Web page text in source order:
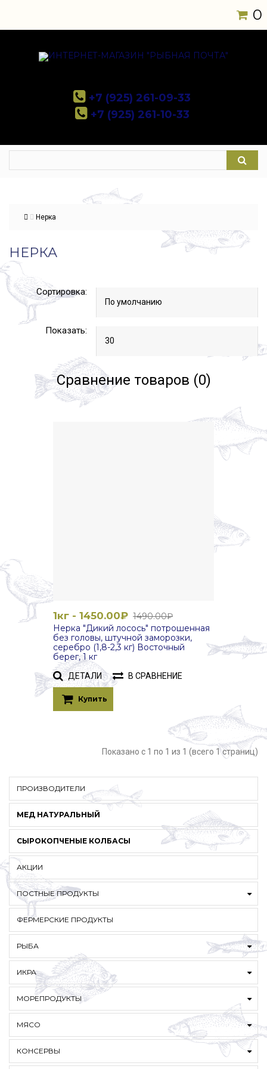
0
+7 (925) 261-09-33
+7 (925) 261-10-33
Нерка
НЕРКА
Сортировка:
Показать:
Сравнение товаров (0)
1кг - 1450.00₽ 1490.00₽
Нерка "Дикий лосось" потрошенная
без головы, штучной заморозки,
серебро (1,8-2,3 кг) Восточный
берег, 1 кг
ДЕТАЛИ В СРАВНЕНИЕ
Купить
Показано с 1 по 1 из 1 (всего 1 страниц)
ПРОИЗВОДИТЕЛИ
МЕД НАТУРАЛЬНЫЙ
СЫРОКОПЧЕНЫЕ КОЛБАСЫ
АКЦИИ
ПОСТНЫЕ ПРОДУКТЫ
ФЕРМЕРСКИЕ ПРОДУКТЫ
РЫБА
ИКРА
МОРЕПРОДУКТЫ
МЯСО
КОНСЕРВЫ